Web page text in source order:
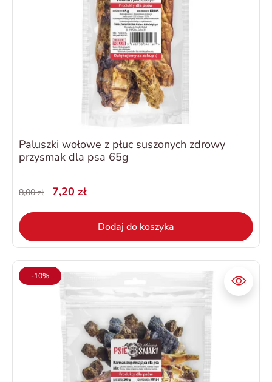
Paluszki wołowe z płuc suszonych zdrowy
przysmak dla psa 65g
8,00 zł 7,20 zł
Dodaj do koszyka
-10%